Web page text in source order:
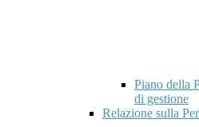
Piano della
di gestione
Relazione sulla